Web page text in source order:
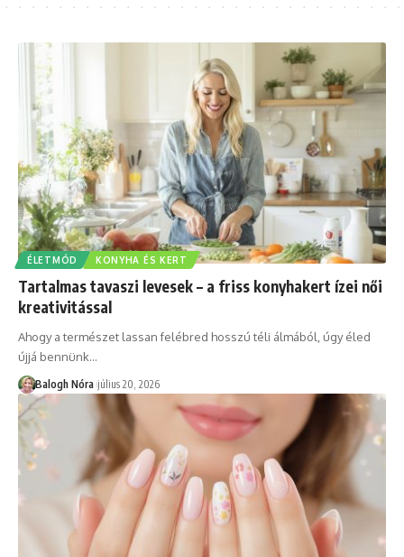
ÉLETMÓD KONYHA ÉS KERT
Tartalmas tavaszi levesek – a friss konyhakert ízei női
kreativitással
Ahogy a természet lassan felébred hosszú téli álmából, úgy éled
újjá bennünk…
Balogh Nóra július 20, 2026